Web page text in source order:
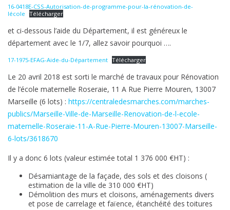
16-0418E-CSS-Autorisation-de-programme-pour-la-rénovation-de-
lécole
Télécharger
et ci-dessous l’aide du Département, il est généreux le
département avec le 1/7, allez savoir pourquoi ….
17-1975-EFAG-Aide-du-Département Télécharger
Le 20 avril 2018 est sorti le marché de travaux pour Rénovation
de l’école maternelle Roseraie, 11 A Rue Pierre Mouren, 13007
Marseille (6 lots) : https://centraledesmarches.com/marches-
publics/Marseille-Ville-de-Marseille-Renovation-de-l-ecole-
maternelle-Roseraie-11-A-Rue-Pierre-Mouren-13007-Marseille-
6-lots/3618670
Il y a donc 6 lots (valeur estimée total 1 376 000 €HT) :
Désamiantage de la façade, des sols et des cloisons (
estimation de la ville de 310 000 €HT)
Démolition des murs et cloisons, aménagements divers
et pose de carrelage et faïence, étanchéité des toitures